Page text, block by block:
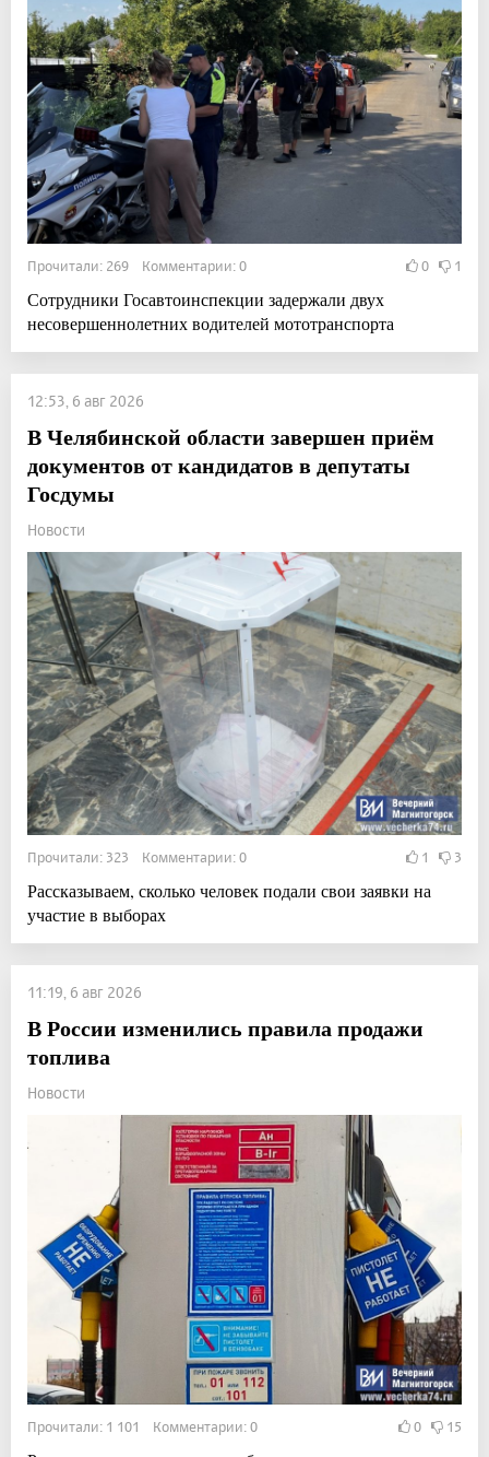
Прочитали: 269 Комментарии: 0 0 1
Сотрудники Госавтоинспекции задержали двух
несовершеннолетних водителей мототранспорта
12:53, 6 авг 2026
В Челябинской области завершен приём
документов от кандидатов в депутаты
Госдумы
Новости
Прочитали: 323 Комментарии: 0 1 3
Рассказываем, сколько человек подали свои заявки на
участие в выборах
11:19, 6 авг 2026
В России изменились правила продажи
топлива
Новости
Прочитали: 1 101 Комментарии: 0 0 15